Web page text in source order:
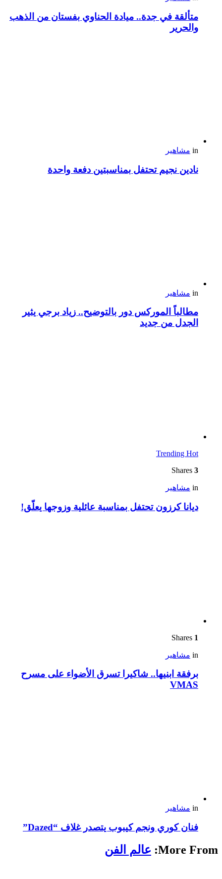
متألقة في جدة.. ميادة الحناوي بفستان من الذهب
والحرير
in مشاهير
نادين نجيم تحتفل بمناسبتين دفعة واحدة
in مشاهير
مطالباً الموركس دور بالتوضيح.. زياد برجي يثير
الجدل من جديد
Trending Hot
3
in مشاهير
ديانا كرزون تحتفل بمناسبة عائلية وزوجها يعلّق!
1
in مشاهير
برفقة ابنيها.. شاكيرا تسرق الأضواء على مسرح
VMAS
in مشاهير
فنان كوري ونجم كيبوب يتصدر غلاف “Dazed”
More From: عالم الفن